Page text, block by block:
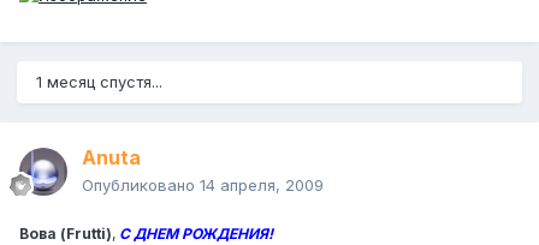
1 месяц спустя...
Anuta
Опубликовано 14 апреля, 2009
Вова (Frutti), С ДНЕМ РОЖДЕНИЯ!